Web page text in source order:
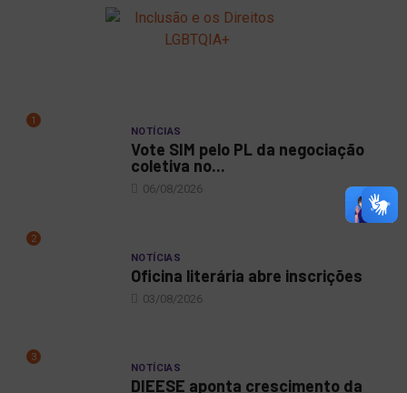
1
NOTÍCIAS
Vote SIM pelo PL da negociação
coletiva no...
06/08/2026
2
NOTÍCIAS
Oficina literária abre inscrições
03/08/2026
3
NOTÍCIAS
DIEESE aponta crescimento da